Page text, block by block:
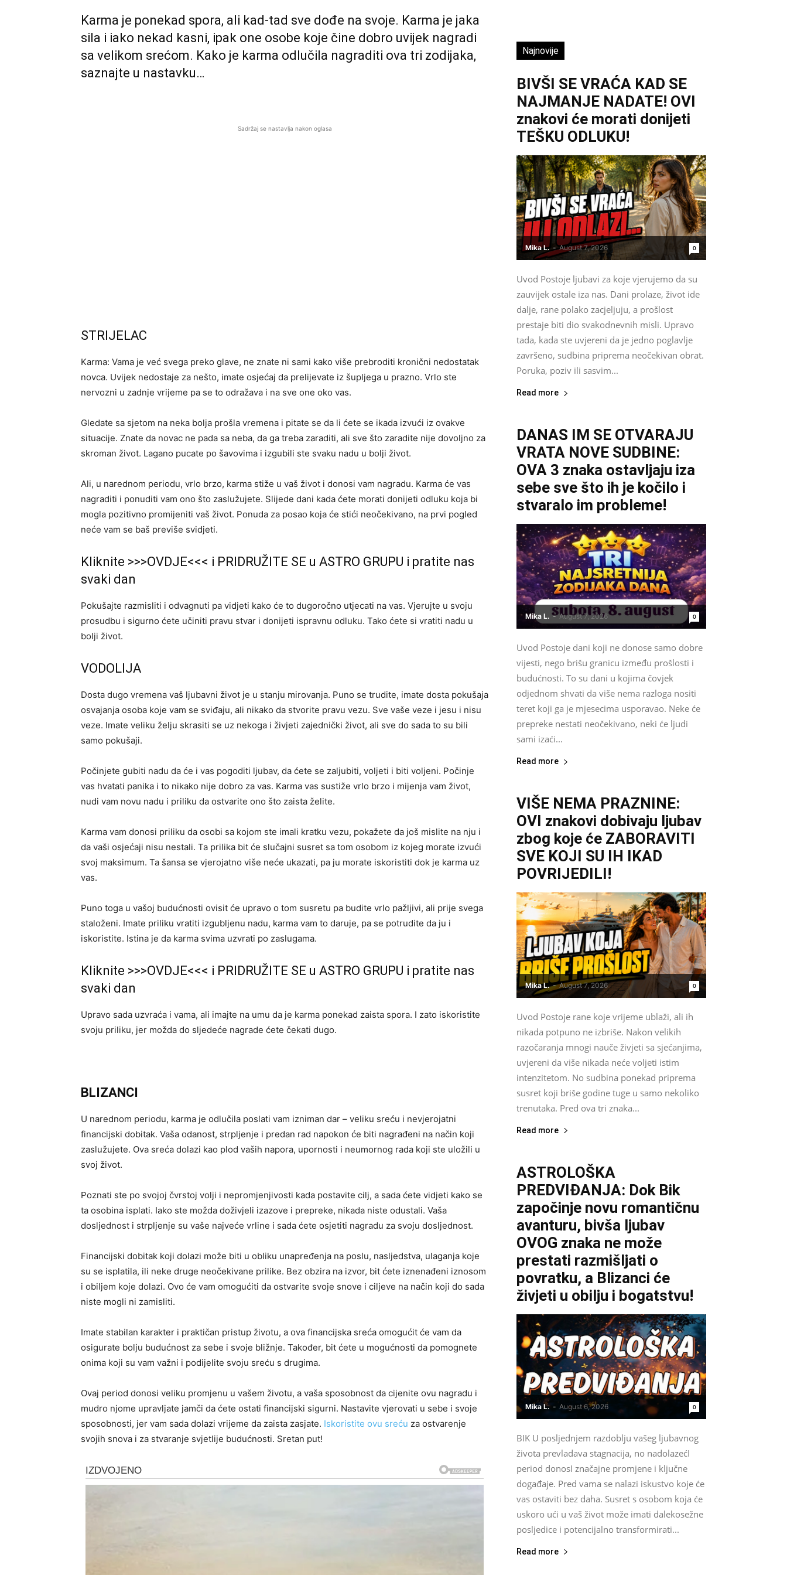
Karma je ponekad spora, ali kad-tad sve dođe na svoje. Karma je jaka
sila i iako nekad kasni, ipak one osobe koje čine dobro uvijek nagradi
sa velikom srećom. Kako je karma odlučila nagraditi ova tri zodijaka,
saznajte u nastavku…
Sadržaj se nastavlja nakon oglasa
STRIJELAC
Karma: Vama je već svega preko glave, ne znate ni sami kako više prebroditi kronični nedostatak
novca. Uvijek nedostaje za nešto, imate osjećaj da prelijevate iz šupljega u prazno. Vrlo ste
nervozni u zadnje vrijeme pa se to odražava i na sve one oko vas.
Gledate sa sjetom na neka bolja prošla vremena i pitate se da li ćete se ikada izvući iz ovakve
situacije. Znate da novac ne pada sa neba, da ga treba zaraditi, ali sve što zaradite nije dovoljno za
skroman život. Lagano pucate po šavovima i izgubili ste svaku nadu u bolji život.
Ali, u narednom periodu, vrlo brzo, karma stiže u vaš život i donosi vam nagradu. Karma će vas
nagraditi i ponuditi vam ono što zaslužujete. Slijede dani kada ćete morati donijeti odluku koja bi
mogla pozitivno promijeniti vaš život. Ponuda za posao koja će stići neočekivano, na prvi pogled
neće vam se baš previše svidjeti.
Kliknite >>>OVDJE<<< i PRIDRUŽITE SE u ASTRO GRUPU i pratite nas
svaki dan
Pokušajte razmisliti i odvagnuti pa vidjeti kako će to dugoročno utjecati na vas. Vjerujte u svoju
prosudbu i sigurno ćete učiniti pravu stvar i donijeti ispravnu odluku. Tako ćete si vratiti nadu u
bolji život.
VODOLIJA
Dosta dugo vremena vaš ljubavni život je u stanju mirovanja. Puno se trudite, imate dosta pokušaja
osvajanja osoba koje vam se sviđaju, ali nikako da stvorite pravu vezu. Sve vaše veze i jesu i nisu
veze. Imate veliku želju skrasiti se uz nekoga i živjeti zajednički život, ali sve do sada to su bili
samo pokušaji.
Počinjete gubiti nadu da će i vas pogoditi ljubav, da ćete se zaljubiti, voljeti i biti voljeni. Počinje
vas hvatati panika i to nikako nije dobro za vas. Karma vas sustiže vrlo brzo i mijenja vam život,
nudi vam novu nadu i priliku da ostvarite ono što zaista želite.
Karma vam donosi priliku da osobi sa kojom ste imali kratku vezu, pokažete da još mislite na nju i
da vaši osjećaji nisu nestali. Ta prilika bit će slučajni susret sa tom osobom iz kojeg morate izvući
svoj maksimum. Ta šansa se vjerojatno više neće ukazati, pa ju morate iskoristiti dok je karma uz
vas.
Puno toga u vašoj budućnosti ovisit će upravo o tom susretu pa budite vrlo pažljivi, ali prije svega
staloženi. Imate priliku vratiti izgubljenu nadu, karma vam to daruje, pa se potrudite da ju i
iskoristite. Istina je da karma svima uzvrati po zaslugama.
Kliknite >>>OVDJE<<< i PRIDRUŽITE SE u ASTRO GRUPU i pratite nas
svaki dan
Upravo sada uzvraća i vama, ali imajte na umu da je karma ponekad zaista spora. I zato iskoristite
svoju priliku, jer možda do sljedeće nagrade ćete čekati dugo.
BLIZANCI
U narednom periodu, karma je odlučila poslati vam izniman dar – veliku sreću i nevjerojatni
financijski dobitak. Vaša odanost, strpljenje i predan rad napokon će biti nagrađeni na način koji
zaslužujete. Ova sreća dolazi kao plod vaših napora, upornosti i neumornog rada koji ste uložili u
svoj život.
Poznati ste po svojoj čvrstoj volji i nepromjenjivosti kada postavite cilj, a sada ćete vidjeti kako se
ta osobina isplati. Iako ste možda doživjeli izazove i prepreke, nikada niste odustali. Vaša
dosljednost i strpljenje su vaše najveće vrline i sada ćete osjetiti nagradu za svoju dosljednost.
Financijski dobitak koji dolazi može biti u obliku unapređenja na poslu, nasljedstva, ulaganja koje
su se isplatila, ili neke druge neočekivane prilike. Bez obzira na izvor, bit ćete iznenađeni iznosom
i obiljem koje dolazi. Ovo će vam omogućiti da ostvarite svoje snove i ciljeve na način koji do sada
niste mogli ni zamisliti.
Imate stabilan karakter i praktičan pristup životu, a ova financijska sreća omogućit će vam da
osigurate bolju budućnost za sebe i svoje bližnje. Također, bit ćete u mogućnosti da pomognete
onima koji su vam važni i podijelite svoju sreću s drugima.
Ovaj period donosi veliku promjenu u vašem životu, a vaša sposobnost da cijenite ovu nagradu i
mudro njome upravljate jamči da ćete ostati financijski sigurni. Nastavite vjerovati u sebe i svoje
sposobnosti, jer vam sada dolazi vrijeme da zaista zasjate. Iskoristite ovu sreću za ostvarenje
svojih snova i za stvaranje svjetlije budućnosti. Sretan put!
Najnovije
BIVŠI SE VRAĆA KAD SE
NAJMANJE NADATE! OVI
znakovi će morati donijeti
TEŠKU ODLUKU!
Mika L. - August 7, 2026 0
Uvod Postoje ljubavi za koje vjerujemo da su
zauvijek ostale iza nas. Dani prolaze, život ide
dalje, rane polako zacjeljuju, a prošlost
prestaje biti dio svakodnevnih misli. Upravo
tada, kada ste uvjereni da je jedno poglavlje
završeno, sudbina priprema neočekivan obrat.
Poruka, poziv ili sasvim...
Read more
DANAS IM SE OTVARAJU
VRATA NOVE SUDBINE:
OVA 3 znaka ostavljaju iza
sebe sve što ih je kočilo i
stvaralo im probleme!
Mika L. - August 7, 2026 0
Uvod Postoje dani koji ne donose samo dobre
vijesti, nego brišu granicu između prošlosti i
budućnosti. To su dani u kojima čovjek
odjednom shvati da više nema razloga nositi
teret koji ga je mjesecima usporavao. Neke će
prepreke nestati neočekivano, neki će ljudi
sami izaći...
Read more
VIŠE NEMA PRAZNINE:
OVI znakovi dobivaju ljubav
zbog koje će ZABORAVITI
SVE KOJI SU IH IKAD
POVRIJEDILI!
Mika L. - August 7, 2026 0
Uvod Postoje rane koje vrijeme ublaži, ali ih
nikada potpuno ne izbriše. Nakon velikih
razočaranja mnogi nauče živjeti sa sjećanjima,
uvjereni da više nikada neće voljeti istim
intenzitetom. No sudbina ponekad priprema
susret koji briše godine tuge u samo nekoliko
trenutaka. Pred ova tri znaka...
Read more
ASTROLOŠKA
PREDVIĐANJA: Dok Bik
započinje novu romantičnu
avanturu, bivša ljubav
OVOG znaka ne može
prestati razmišljati o
povratku, a Blizanci će
živjeti u obilju i bogatstvu!
Mika L. - August 6, 2026 0
BIK U posljednjem razdoblju vašeg ljubavnog
života prevladava stagnacija, no nadolazećI
period donosI značajne promjene i ključne
događaje. Pred vama se nalazi iskustvo koje će
vas ostaviti bez daha. Susret s osobom koja će
uskoro ući u vaš život može imati dalekosežne
posljedice i potencijalno transformirati...
Read more